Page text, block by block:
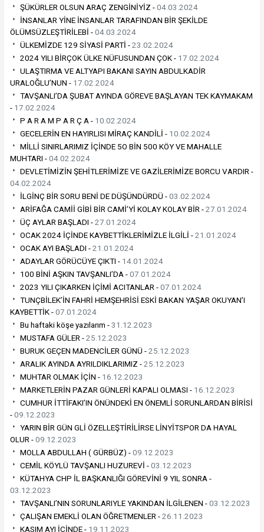
ŞÜKÜRLER OLSUN ARAÇ ZENGİNİYİZ -04.03.2024
İNSANLAR YİNE İNSANLAR TARAFINDAN BİR ŞEKİLDE
ÖLÜMSÜZLEŞTİRİLEBİ -04.03.2024
ÜLKEMİZDE 129 SİYASİ PARTİ -23.02.2024
2024 YILI BİRÇOK ÜLKE NÜFUSUNDAN ÇOK - 17.02.2024
ULAŞTIRMA VE ALTYAPI BAKANI SAYIN ABDULKADİR
URALOĞLU’NUN - 17.02.2024
TAVŞANLI’DA ŞUBAT AYINDA GÖREVE BAŞLAYAN TEK KAYMAKAM
- 17.02.2024
P A R A M P A R Ç A - 10.02.2024
GECELERİN EN HAYIRLISI MİRAÇ KANDİLİ - 10.02.2024
MİLLİ SINIRLARIMIZ İÇİNDE 5O BİN 500 KÖY VE MAHALLE
MUHTARI -04.02.2024
DEVLETİMİZİN ŞEHİTLERİMİZE VE GAZİLERİMİZE BORCU VARDIR -
04.02.2024
İLGİNÇ BİR SORU BENİ DE DÜŞÜNDÜRDÜ -03.02.2024
ARİFAĞA CAMİİ GİBİ BİR CAMİ’Yİ KOLAY KOLAY BİR -27.01.2024
ÜÇ AYLAR BAŞLADI -27.01.2024
OCAK 2024 İÇİNDE KAYBETTİKLERİMİZLE İLGİLİ -21.01.2024
OCAK AYI BAŞLADI -21.01.2024
ADAYLAR GÖRÜCÜYE ÇIKTI - 14.01.2024
100 BİNİ AŞKIN TAVŞANLI’DA -07.01.2024
2023 YILI ÇIKARKEN İÇİMİ ACITANLAR -07.01.2024
TUNÇBİLEK’İN FAHRİ HEMŞEHRİSİ ESKİ BAKAN YAŞAR OKUYAN’I
KAYBETTİK -07.01.2024
Bu haftaki köşe yazılarım -31.12.2023
MUSTAFA GÜLER -25.12.2023
BURUK GEÇEN MADENCİLER GÜNÜ -25.12.2023
ARALIK AYINDA AYRILDIKLARIMIZ -25.12.2023
MUHTAR OLMAK İÇİN - 16.12.2023
MARKETLERİN PAZAR GÜNLERİ KAPALI OLMASI - 16.12.2023
CUMHUR İTTİFAKI’IN ÖNÜNDEKİ EN ÖNEMLİ SORUNLARDAN BİRİSİ
-09.12.2023
YARIN BİR GÜN GLİ ÖZELLEŞTİRİLİRSE LİNYİTSPOR DA HAYAL
OLUR -09.12.2023
MOLLA ABDULLAH ( GÜRBÜZ) -09.12.2023
CEMİL KÖYLÜ TAVŞANLI HUZUREVİ -03.12.2023
KÜTAHYA CHP İL BAŞKANLIĞI GÖREVİNİ 9 YIL SONRA -
03.12.2023
TAVŞANLI’NIN SORUNLARIYLE YAKINDAN İLGİLENEN -03.12.2023
ÇALIŞAN EMEKLİ OLAN ÖĞRETMENLER -26.11.2023
KASIM AYI İÇİNDE - 19.11.2023